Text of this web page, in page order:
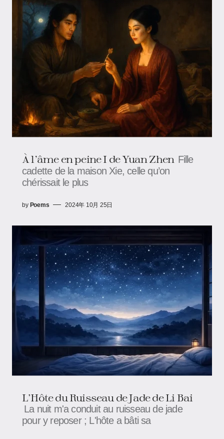
À l’âme en peine I de Yuan Zhen Fille
cadette de la maison Xie, celle qu’on
chérissait le plus
by Poems 2024年 10月 25日
L'Hôte du Ruisseau de Jade de Li Bai
La nuit m'a conduit au ruisseau de jade
pour y reposer ; L'hôte a bâti sa